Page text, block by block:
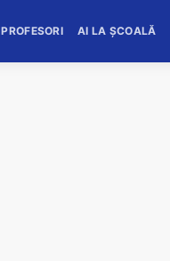
PROFESORI AI LA ȘCOALĂ